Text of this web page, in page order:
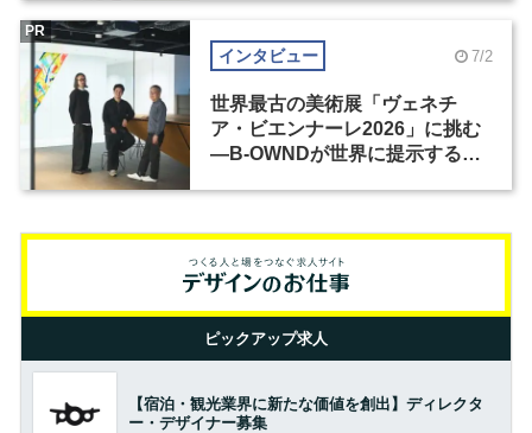
インタビュー 7/2
世界最古の美術展「ヴェネチ
ア・ビエンナーレ2026」に挑む
―B-OWNDが世界に提示する美
PR
ピックアップ求人
【宿泊・観光業界に新たな価値を創出】ディレクタ
ー・デザイナー募集